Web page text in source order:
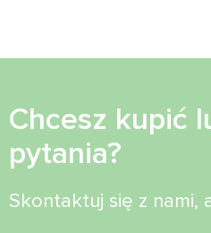
Chcesz kupić
pytania?
Skontaktuj się z nami,